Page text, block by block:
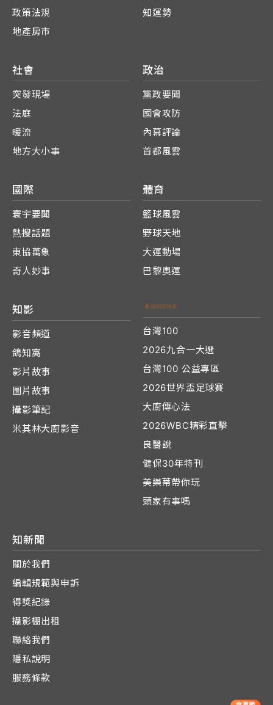
政策法規
地產房市
知運勢
社會
突發現場
法庭
暖流
地方大小事
政治
黨政要聞
國會攻防
內幕評論
首都風雲
國際
寰宇要聞
熱搜話題
東協萬象
奇人妙事
體育
籃球風雲
野球天地
大運動場
巴黎奧運
知影
影音頻道
鴿知窩
影片故事
圖片故事
攝影筆記
米其林大廚影音
台灣100
2026九合一大選
台灣100 公益專區
2026世界盃足球賽
大廚傳心法
2026WBC精彩直擊
良醫說
健保30年特刊
美樂蒂帶你玩
頭家有事嗎
知新聞
關於我們
編輯規範與申訴
得獎紀錄
攝影棚出租
聯絡我們
隱私說明
服務條款